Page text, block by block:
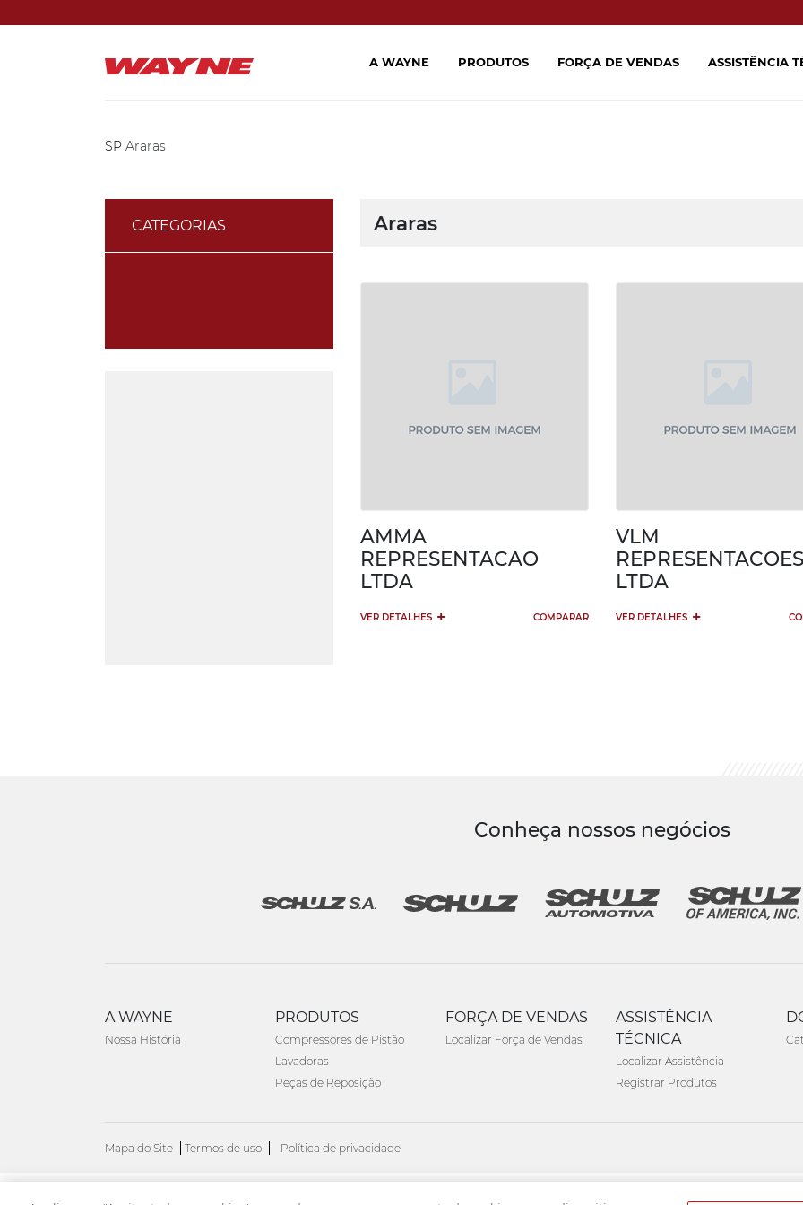
SP Araras
CATEGORIAS Araras
AMMA
REPRESENTACAO
LTDA
VER DETALHES + COMPARAR
VLM
REPRESENTACOES
LTDA
VER DETALHES +
Conheça nossos negócios
A WAYNE
Nossa História
PRODUTOS
Compressores de Pistão
Lavadoras
Peças de Reposição
FORÇA DE VENDAS
Localizar Força de Vendas
ASSISTÊNCIA
TÉCNICA
Localizar Assistência
Registrar Produtos
Mapa do Site Termos de uso Política de privacidade
A WAYNE PRODUTOS FORÇA DE VENDAS ASSISTÊNCIA